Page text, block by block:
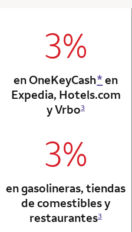
column 1 Onkey
3%
en OneKeyCash* en
Expedia, Hotels.com
y Vrbo3
column 1 Onkey
3%
en gasolineras, tiendas
de comestibles y
restaurantes3